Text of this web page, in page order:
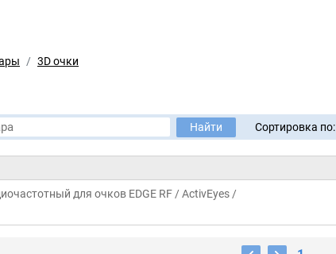
3D очки
Найти Сортировка по:
для очков EDGE RF / ActivEyes /